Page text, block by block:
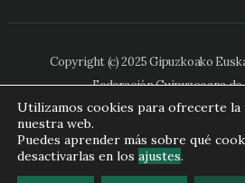
Copyright (c) 2025 Gipuzkoako
Federación Guipuzcoana de
Utilizamos cookies para ofrecerte la
nuestra web.
Puedes aprender más sobre qué
desactivarlas en los ajustes.